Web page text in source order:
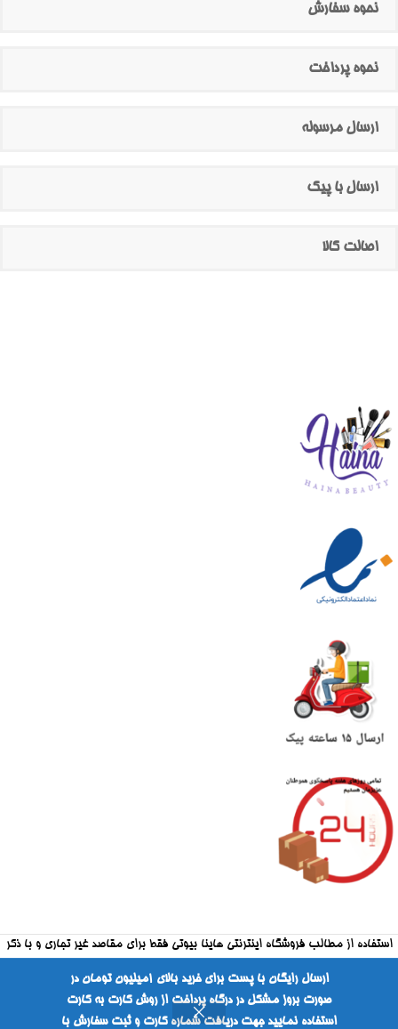
ارسال رایگان با پست برای خرید بالای ۱میلیون تومان در
صورت بروز مشکل در درگاه پرداخت از روش کارت به کارت
استفاده نمایید جهت دریافت شماره کارت و ثبت سفارش با
نحوه سفارش
نحوه پرداخت
ارسال مرسوله
ارسال با پیک
اصالت کالا
استفاده از مطالب فروشگاه اینترنتی هاینا بیوتی فقط برای مقاصد غیر تجاری و با ذکر
طراحی شده توسط شرکت فراکارانت